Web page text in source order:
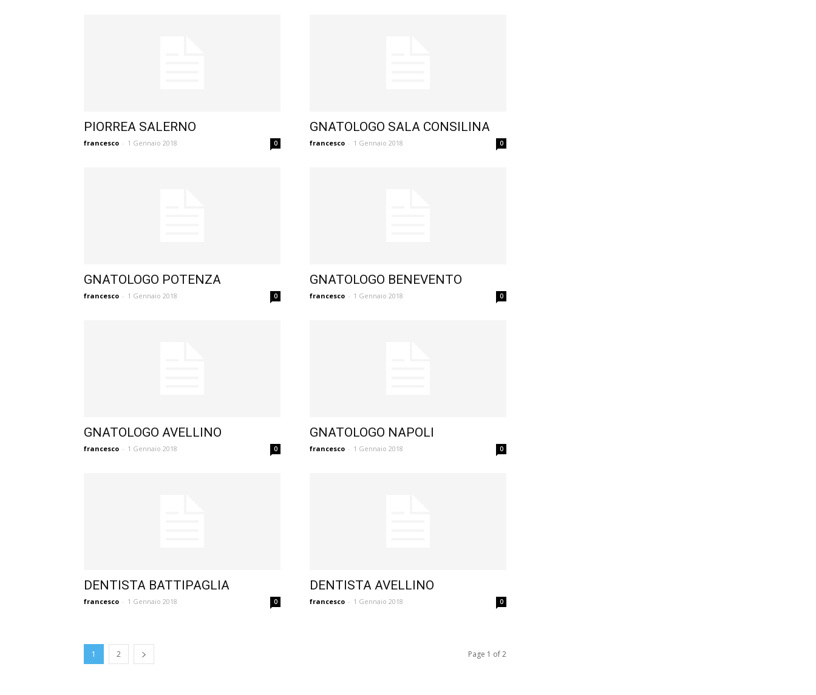
PIORREA SALERNO
francesco - 1 Gennaio 2018 0
GNATOLOGO SALA CONSILINA
francesco - 1 Gennaio 2018 0
GNATOLOGO POTENZA
francesco - 1 Gennaio 2018 0
GNATOLOGO BENEVENTO
francesco - 1 Gennaio 2018 0
GNATOLOGO AVELLINO
francesco - 1 Gennaio 2018 0
GNATOLOGO NAPOLI
francesco - 1 Gennaio 2018 0
DENTISTA BATTIPAGLIA
francesco - 1 Gennaio 2018 0
DENTISTA AVELLINO
francesco - 1 Gennaio 2018 0
1 2 Page 1 of 2